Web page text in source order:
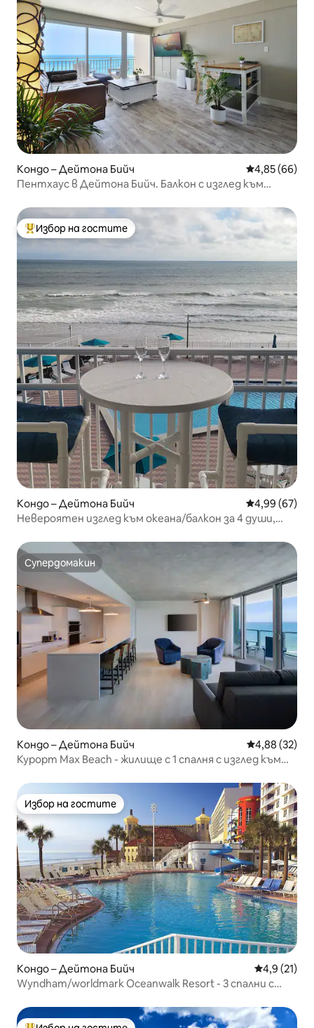
Кондо – Дейтона Бийч Средна
4,85 (66)
Пентхаус в Дейтона Бийч. Балкон с изглед към
Най-популярен избор на гостите
Избор на гостите
Кондо – Дейтона Бийч Средна
4,99 (67)
Невероятен изглед към океана/балкон за 4 души,
Супердомакин
Супердомакин
Кондо – Дейтона Бийч Средна
4,88 (32)
Курорт Max Beach - жилище с 1 спалня с изглед към
Избор на гостите
Избор на гостите
Кондо – Дейтона Бийч Средна
4,9 (21)
Wyndham/worldmark Oceanwalk Resort - 3 спални с